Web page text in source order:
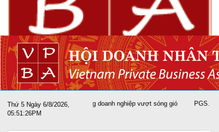
Thứ 5 Ngày 6/8/2026,
05:51:27PM
Đất nước sát cánh cùng doanh nghiệp vượt sóng gió PGS.TS